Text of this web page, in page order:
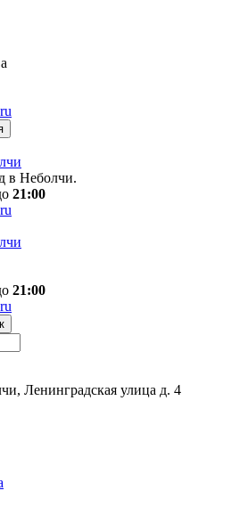
в Неболчи.
21:00
21:00
Ленинградская улица д. 4